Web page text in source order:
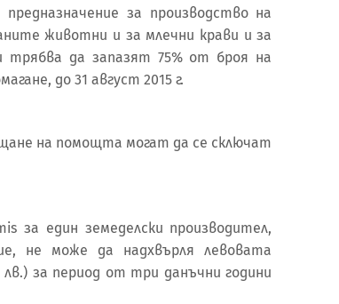
за производство на
животни и за млечни крави и за
трябва да запазят 75% от броя на
до 31 август 2015 г.
на помощта могат да се сключат
един земеделски производител,
не може да надхвърля левовата
лв.) за период от три данъчни години